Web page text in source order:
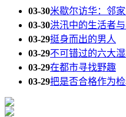
03-30米歇尔访华：邻家
03-30洪汛中的生活者
03-29挺身而出的男人
03-29不可错过的六大
03-29在都市寻找野趣
03-29把是否合格作为